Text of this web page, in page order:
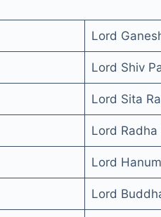
Lord
Lord Shiv
Lord Sita
Lord Radha
Lord
Lord